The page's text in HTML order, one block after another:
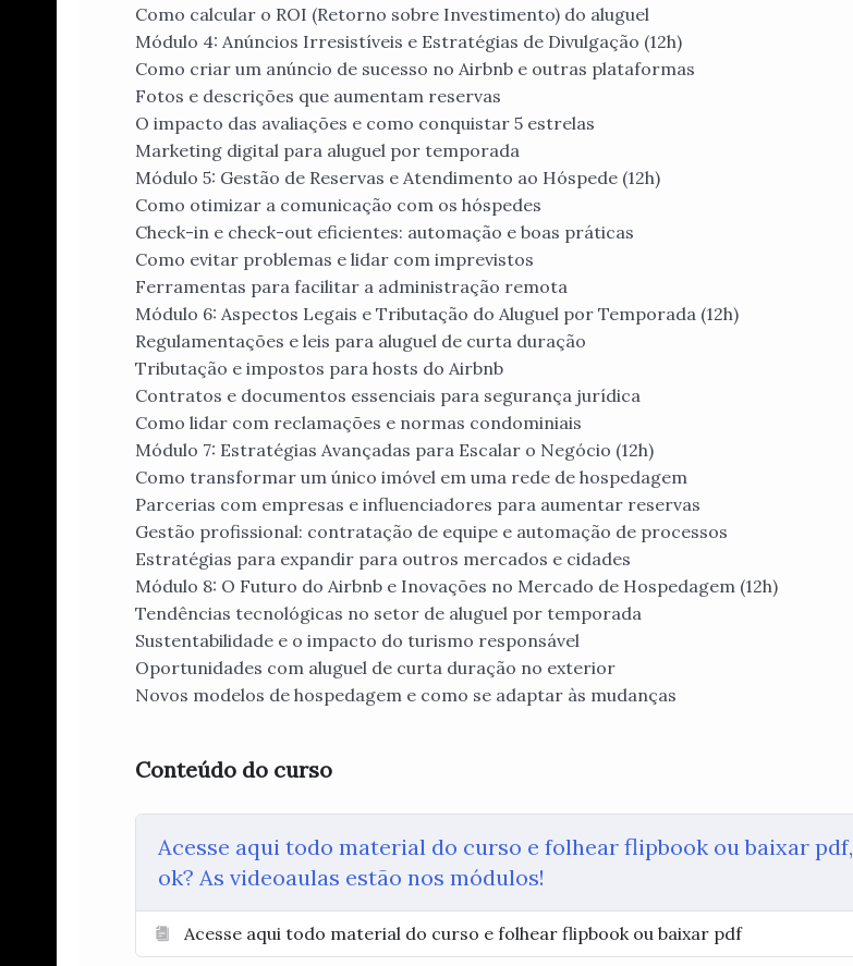
Como calcular o ROI (Retorno sobre Investimento) do aluguel
Módulo 4: Anúncios Irresistíveis e Estratégias de Divulgação (12h)
Como criar um anúncio de sucesso no Airbnb e outras plataformas
Fotos e descrições que aumentam reservas
O impacto das avaliações e como conquistar 5 estrelas
Marketing digital para aluguel por temporada
Módulo 5: Gestão de Reservas e Atendimento ao Hóspede (12h)
Como otimizar a comunicação com os hóspedes
Check-in e check-out eficientes: automação e boas práticas
Como evitar problemas e lidar com imprevistos
Ferramentas para facilitar a administração remota
Módulo 6: Aspectos Legais e Tributação do Aluguel por Temporada (12h)
Regulamentações e leis para aluguel de curta duração
Tributação e impostos para hosts do Airbnb
Contratos e documentos essenciais para segurança jurídica
Como lidar com reclamações e normas condominiais
Módulo 7: Estratégias Avançadas para Escalar o Negócio (12h)
Como transformar um único imóvel em uma rede de hospedagem
Parcerias com empresas e influenciadores para aumentar reservas
Gestão profissional: contratação de equipe e automação de processos
Estratégias para expandir para outros mercados e cidades
Módulo 8: O Futuro do Airbnb e Inovações no Mercado de Hospedagem (12h)
Tendências tecnológicas no setor de aluguel por temporada
Sustentabilidade e o impacto do turismo responsável
Oportunidades com aluguel de curta duração no exterior
Novos modelos de hospedagem e como se adaptar às mudanças
Conteúdo do curso
Acesse aqui todo material do curso e folhear flipbook ou baixar pdf,
ok? As videoaulas estão nos módulos!
Acesse aqui todo material do curso e folhear flipbook ou baixar pdf